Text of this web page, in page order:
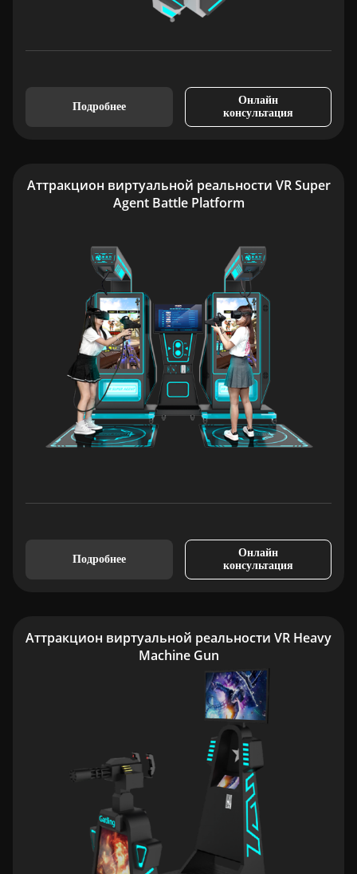
Подробнее
Онлайн
консультация
Аттракцион виртуальной реальности VR Super
Agent Battle Platform
Подробнее
Онлайн
консультация
Аттракцион виртуальной реальности VR Heavy
Machine Gun